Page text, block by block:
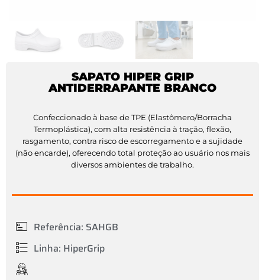
SAPATO HIPER GRIP
ANTIDERRAPANTE BRANCO
Confeccionado à base de TPE (Elastômero/Borracha
Termoplástica), com alta resistência à tração, flexão,
rasgamento, contra risco de escorregamento e a sujidade
(não encarde), oferecendo total proteção ao usuário nos mais
diversos ambientes de trabalho.
Referência: SAHGB
Linha: HiperGrip